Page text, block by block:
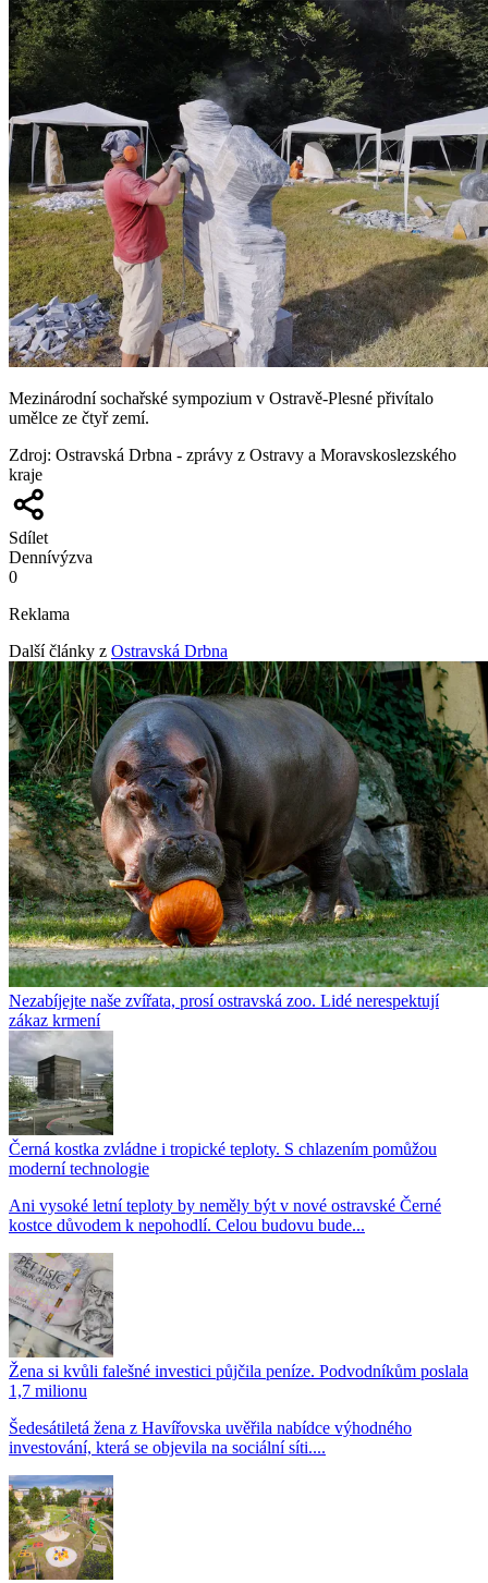
Mezinárodní sochařské sympozium v Ostravě-Plesné přivítalo
umělce ze čtyř zemí.
Zdroj: Ostravská Drbna - zprávy z Ostravy a Moravskoslezského
kraje
Sdílet
Dennívýzva
0
Reklama
Další články z Ostravská Drbna
Nezabíjejte naše zvířata, prosí ostravská zoo. Lidé nerespektují
zákaz krmení
Černá kostka zvládne i tropické teploty. S chlazením pomůžou
moderní technologie
Ani vysoké letní teploty by neměly být v nové ostravské Černé
kostce důvodem k nepohodlí. Celou budovu bude...
Žena si kvůli falešné investici půjčila peníze. Podvodníkům poslala
1,7 milionu
Šedesátiletá žena z Havířovska uvěřila nabídce výhodného
investování, která se objevila na sociální síti....